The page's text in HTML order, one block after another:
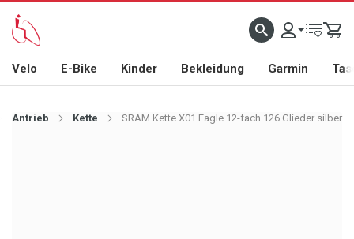
Velo E-Bike Kinder Bekleidung Garmin
Antrieb Kette SRAM Kette X01 Eagle 12-fach 126 Glieder silber